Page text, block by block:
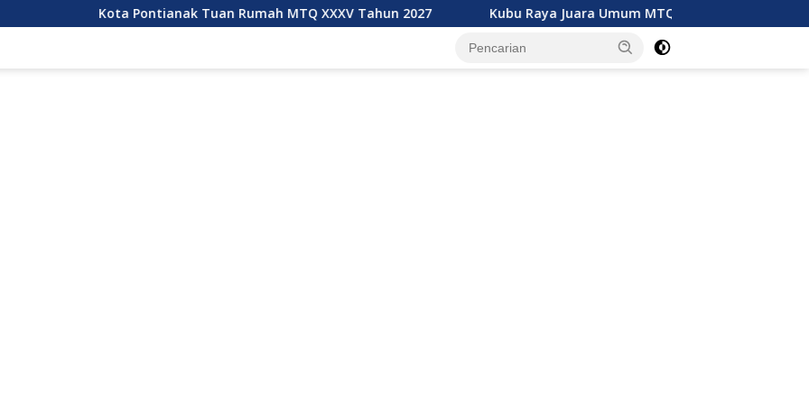
Kota Pontianak Tuan Rumah MTQ XXXV Tahun 2027 Kubu Raya Juara Umum MTQ XXXIV Kalbar, Geser Mempawah